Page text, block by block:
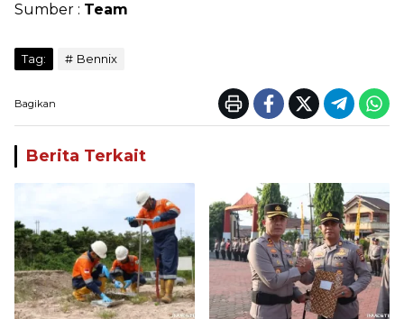
Sumber : Team
Tag: Bennix
Bagikan
Berita Terkait